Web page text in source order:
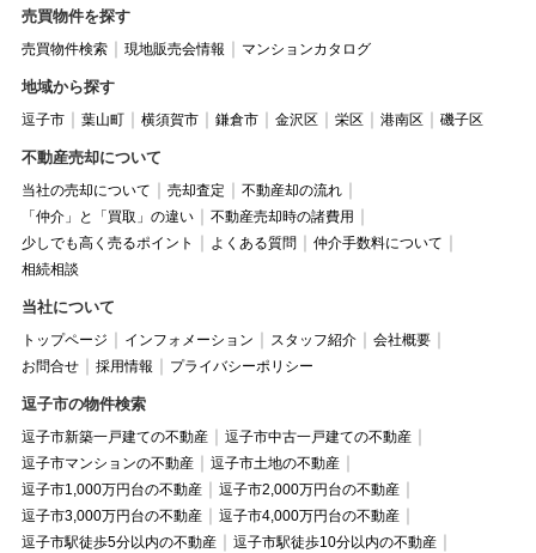
売買物件を探す
売買物件検索 現地販売会情報 マンションカタログ
地域から探す
逗子市 葉山町 横須賀市 鎌倉市 金沢区 栄区 港南区 磯子区
不動産売却について
当社の売却について 売却査定
不動産却の流れ
「仲介」と「買取」の違い
不動産売却時の諸費用
少しでも高く売るポイント
よくある質問
仲介手数料について
相続相談
当社について
トップページ インフォメーション スタッフ紹介
会社概要
お問合せ
採用情報 プライバシーポリシー
逗子市の物件検索
逗子市新築一戸建ての不動産
逗子市中古一戸建ての不動産
逗子市マンションの不動産
逗子市土地の不動産
逗子市1,000万円台の不動産
逗子市2,000万円台の不動産
逗子市3,000万円台の不動産
逗子市4,000万円台の不動産
逗子市駅徒歩5分以内の不動産
逗子市駅徒歩10分以内の不動産